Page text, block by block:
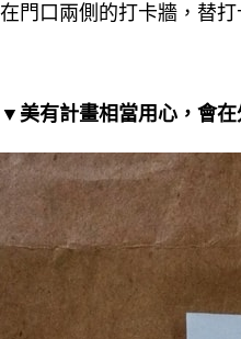
在門口兩側的打卡牆，替打
▼美有計畫相當用心，會在